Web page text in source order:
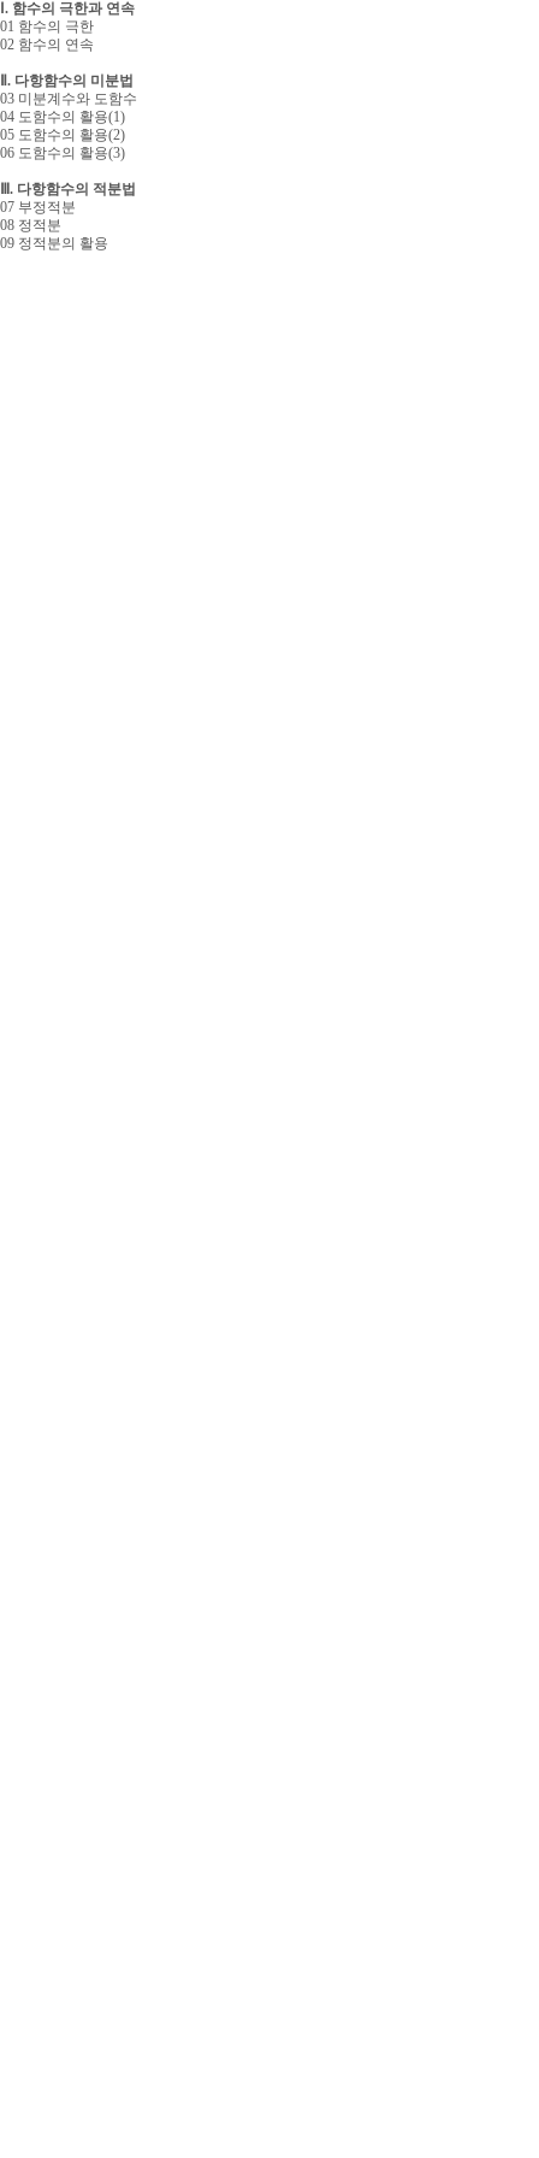
Ⅰ. 함수의 극한과 연속
01 함수의 극한
02 함수의 연속
Ⅱ. 다항함수의 미분법
03 미분계수와 도함수
04 도함수의 활용(1)
05 도함수의 활용(2)
06 도함수의 활용(3)
Ⅲ. 다항함수의 적분법
07 부정적분
08 정적분
09 정적분의 활용